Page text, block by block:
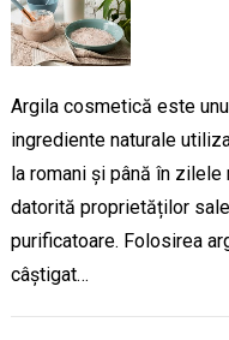
Argila cosmetică este
ingrediente naturale
la romani și până în
datorită proprietăților
purificatoare. Folosirea
câștigat…